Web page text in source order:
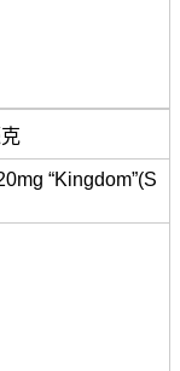
“Kingdom”(S